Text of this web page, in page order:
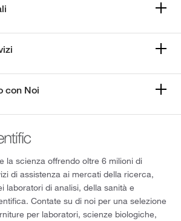
con Noi
la scienza offrendo oltre 6 milioni di
di assistenza ai mercati della ricerca,
laboratori di analisi, della sanità e
Contate su di noi per una selezione
per laboratori, scienze biologiche,